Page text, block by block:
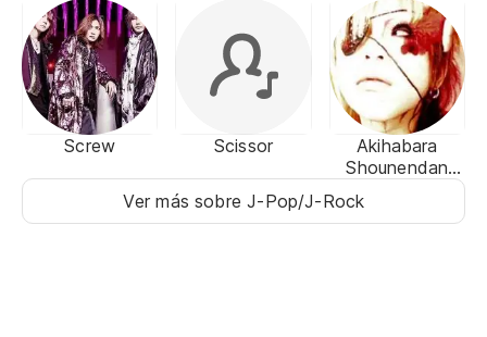
Screw Scissor
Akihabara
Shounendan
Dennou Romeo
Ver más sobre J-Pop/J-Rock